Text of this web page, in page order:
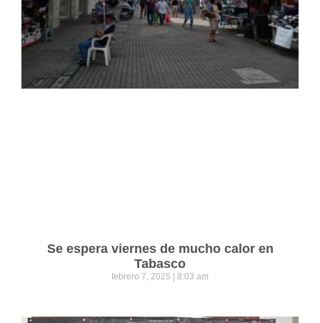
Se espera viernes de mucho calor en
Tabasco
febrero 7, 2025 8:03 am